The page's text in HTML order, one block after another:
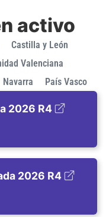
activo
Castilla y León
Valenciana
Navarra País Vasco
2026 R4
2026 R4